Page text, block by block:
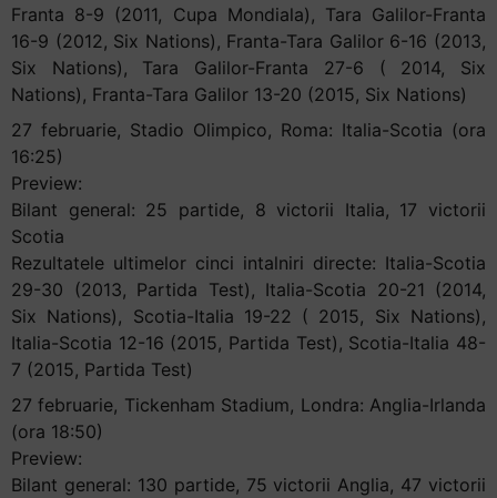
Franta 8-9 (2011, Cupa Mondiala), Tara Galilor-Franta
16-9 (2012, Six Nations), Franta-Tara Galilor 6-16 (2013,
Six Nations), Tara Galilor-Franta 27-6 ( 2014, Six
Nations), Franta-Tara Galilor 13-20 (2015, Six Nations)
27 februarie, Stadio Olimpico, Roma: Italia-Scotia (ora
16:25)
Preview:
Bilant general: 25 partide, 8 victorii Italia, 17 victorii
Scotia
Rezultatele ultimelor cinci intalniri directe: Italia-Scotia
29-30 (2013, Partida Test), Italia-Scotia 20-21 (2014,
Six Nations), Scotia-Italia 19-22 ( 2015, Six Nations),
Italia-Scotia 12-16 (2015, Partida Test), Scotia-Italia 48-
7 (2015, Partida Test)
27 februarie, Tickenham Stadium, Londra: Anglia-Irlanda
(ora 18:50)
Preview:
Bilant general: 130 partide, 75 victorii Anglia, 47 victorii